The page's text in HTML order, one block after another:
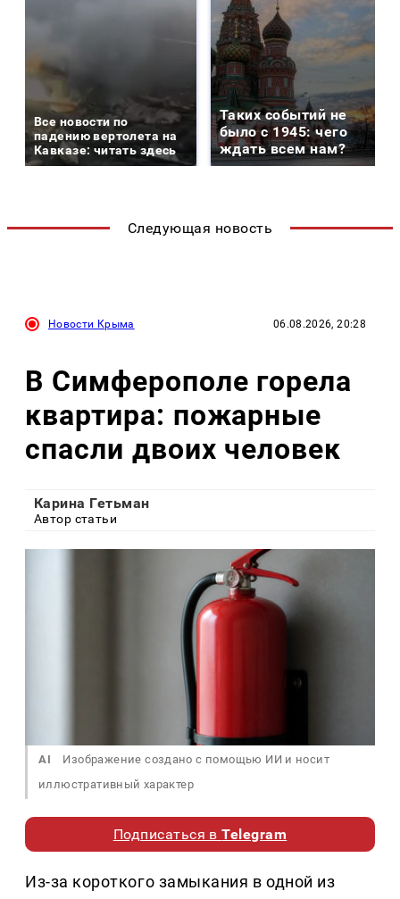
Все новости по
падению вертолета на
Кавказе: читать здесь
Таких событий не
было с 1945: чего
ждать всем нам?
Следующая новость
Новости Крыма 06.08.2026, 20:28
В Симферополе горела
квартира: пожарные
спасли двоих человек
Карина Гетьман
Автор статьи
AI
Изображение создано с помощью ИИ и носит
иллюстративный характер
Подписаться вTelegram
Из-за короткого замыкания в одной из